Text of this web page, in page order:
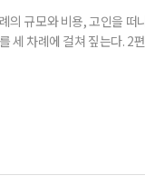
의 규모와 비용, 고인을
세 차례에 걸쳐 짚는다. 2